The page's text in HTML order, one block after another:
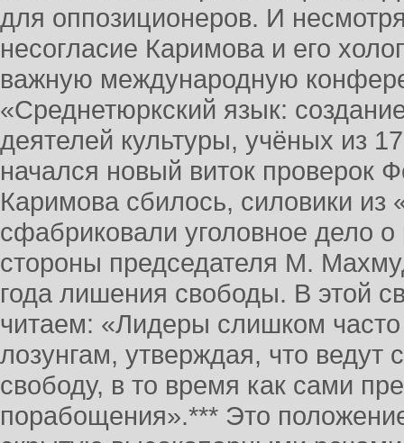
для оппозиционеров. И
несогласие Каримова и его
важную международную
«Среднетюркский язык:
деятелей культуры, учёных из
начался новый виток проверок
Каримова сбилось, силовики из
сфабриковали уголовное дело о
стороны председателя М.
года лишения свободы. В этой
читаем: «Лидеры слишком
лозунгам, утверждая, что ведут
свободу, в то время как сами
порабощения».*** Это